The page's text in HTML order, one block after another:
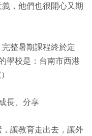
，他們也很開心又期
整暑期課程終於定
學校是： 台南市西港
長、分享
讓教育走出去，讓外